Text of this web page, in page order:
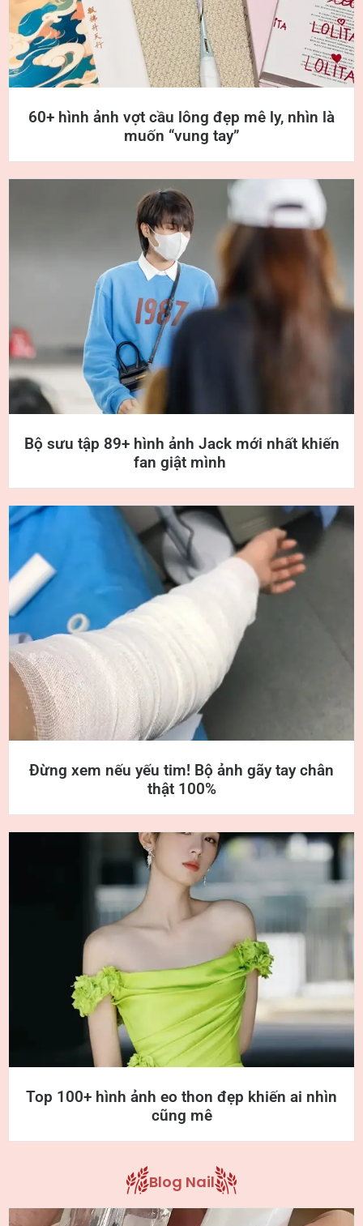
60+ hình ảnh vợt cầu lông đẹp mê ly, nhìn là
muốn “vung tay”
Bộ sưu tập 89+ hình ảnh Jack mới nhất khiến
fan giật mình
Đừng xem nếu yếu tim! Bộ ảnh gãy tay chân
thật 100%
Top 100+ hình ảnh eo thon đẹp khiến ai nhìn
cũng mê
Blog Nail